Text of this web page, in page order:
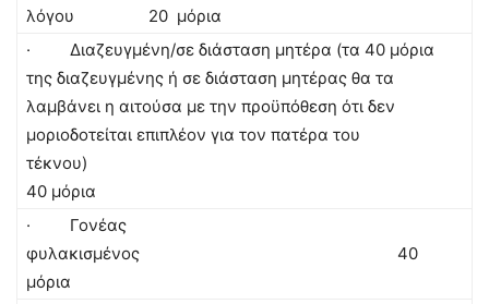
λόγου 20 μόρια
· Διαζευγμένη/σε διάσταση μητέρα (τα 40 μόρια
της διαζευγμένης ή σε διάσταση μητέρας θα τα
λαμβάνει η αιτούσα με την προϋπόθεση ότι δεν
μοριοδοτείται επιπλέον για τον πατέρα του
τέκνου)
40 μόρια
· Γονέας
φυλακισμένος 40
μόρια